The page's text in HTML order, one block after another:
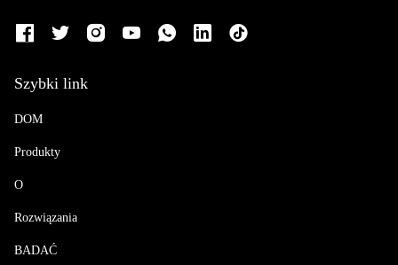
Szybki link
DOM
Produkty
O
Rozwiązania
BADAĆ